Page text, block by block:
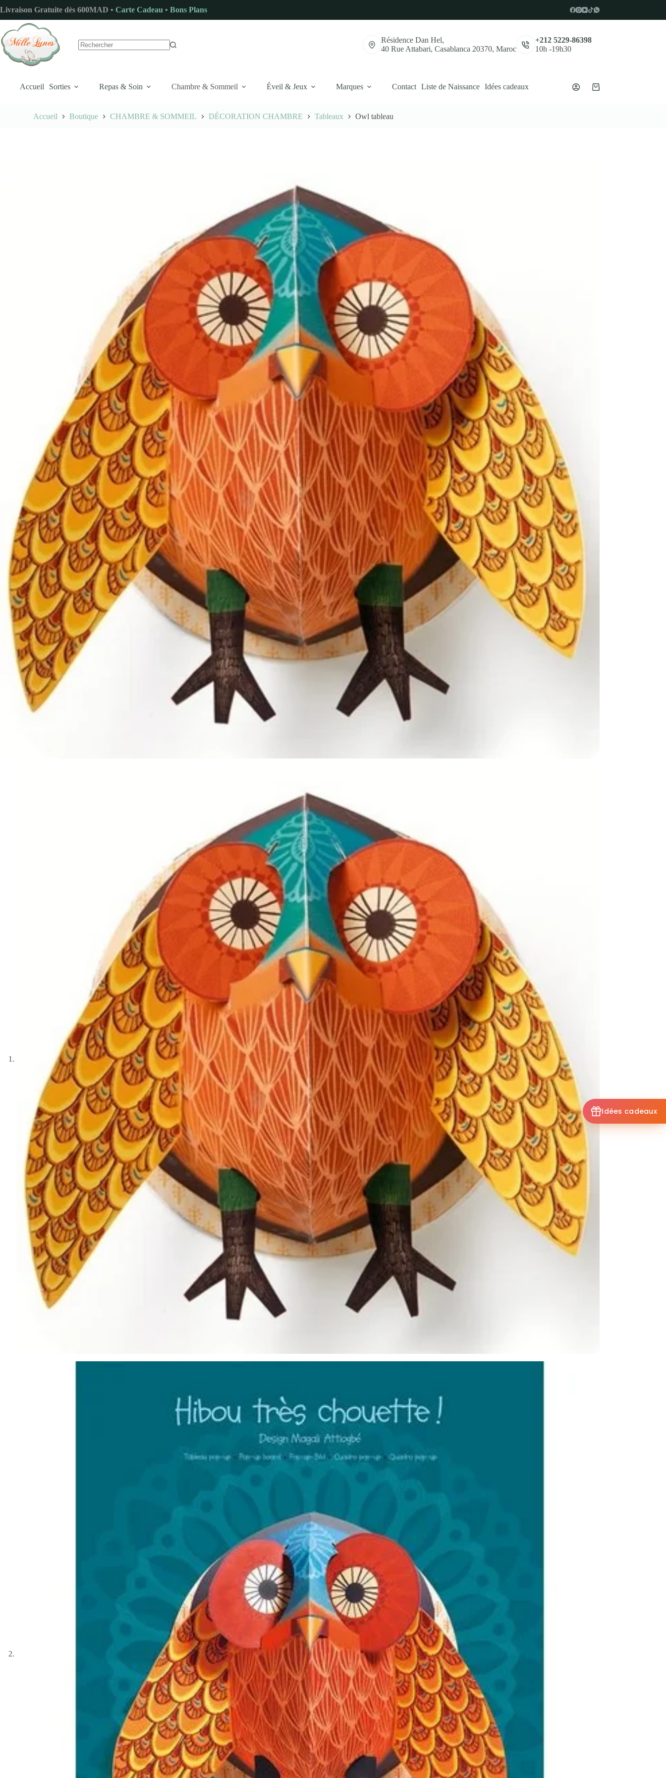
au
contenu
Livraison Gratuite dès 600MAD • Carte Cadeau • Bons Plans
Résidence Dan Hel,
40 Rue Attabari, Casablanca 20370, Maroc
+212 5229-86398
10h -19h30
Accueil Sorties Repas & Soin Chambre & Sommeil Éveil & Jeux Marques Contact Liste de Naissance Idées cadeaux
Panier
Accueil Boutique CHAMBRE & SOMMEIL DÉCORATION CHAMBRE Tableaux Owl tableau
Idées cadeaux